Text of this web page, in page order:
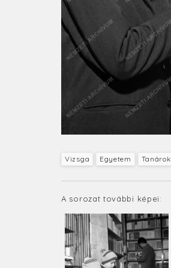
Vizsga Egyetem Tanárok
A sorozat további képei: